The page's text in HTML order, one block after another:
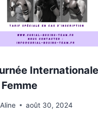
Aline août 30, 2024